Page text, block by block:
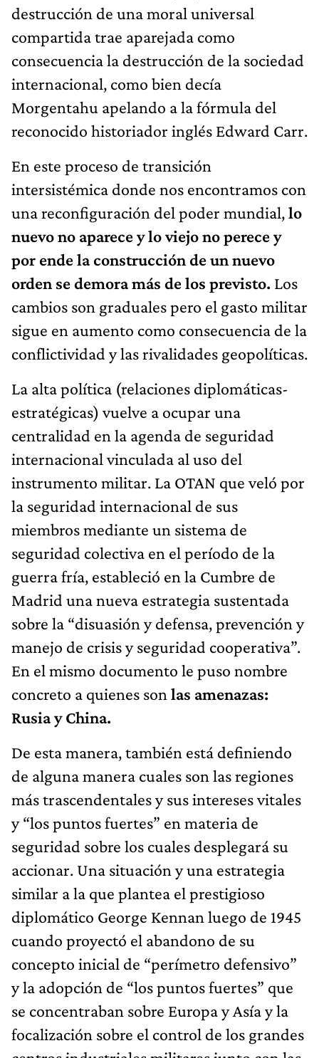
destrucción de una moral universal
compartida trae aparejada como
consecuencia la destrucción de la sociedad
internacional, como bien decía
Morgentahu apelando a la fórmula del
reconocido historiador inglés Edward Carr.
En este proceso de transición
intersistémica donde nos encontramos con
una reconfiguración del poder mundial,lo
nuevo no aparece y lo viejo no perece y
por ende la construcción de un nuevo
orden se demora más de los previsto. Los
cambios son graduales pero el gasto militar
sigue en aumento como consecuencia de la
conflictividad y las rivalidades geopolíticas.
La alta política (relaciones diplomáticas-
estratégicas) vuelve a ocupar una
centralidad en la agenda de seguridad
internacional vinculada al uso del
instrumento militar. La OTAN que veló por
la seguridad internacional de sus
miembros mediante un sistema de
seguridad colectiva en el período de la
guerra fría, estableció en la Cumbre de
Madrid una nueva estrategia sustentada
sobre la “disuasión y defensa, prevención y
manejo de crisis y seguridad cooperativa”.
En el mismo documento le puso nombre
concreto a quienes son las amenazas:
Rusia y China.
De esta manera, también está definiendo
de alguna manera cuales son las regiones
más trascendentales y sus intereses vitales
y “los puntos fuertes” en materia de
seguridad sobre los cuales desplegará su
accionar. Una situación y una estrategia
similar a la que plantea el prestigioso
diplomático George Kennan luego de 1945
cuando proyectó el abandono de su
concepto inicial de “perímetro defensivo”
y la adopción de “los puntos fuertes” que
se concentraban sobre Europa y Asía y la
focalización sobre el control de los grandes